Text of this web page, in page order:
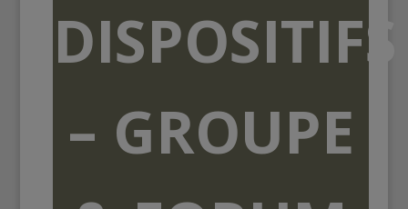
DISPOSITIFS
– GROUPE